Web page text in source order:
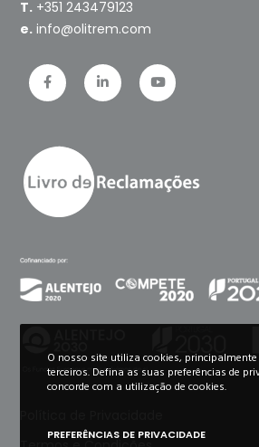
T. +351 243479123
e. info@olitrem.com
O nosso site utiliza cookies, principalmente
terceiros. Defina as suas preferências de
concorde com a utilização de cookies.
PREFERÊNCIAS DE PRIVACIDADE